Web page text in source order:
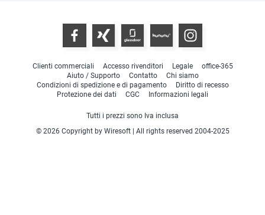
Clienti commerciali Accesso rivenditori Legale
office-365
Aiuto / Supporto
Contatto
Chi siamo
Condizioni di spedizione e di pagamento
Diritto di recesso
Protezione dei dati
CGC Informazioni legali
Tutti i prezzi sono Iva inclusa
© 2026 Copyright by Wiresoft | All rights reserved 2004-2025